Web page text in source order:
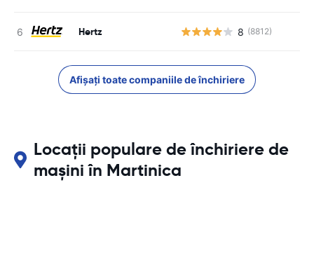
Hertz 8 (8812)
Afișați toate companiile de închiriere
Locații populare de închiriere de
mașini în Martinica